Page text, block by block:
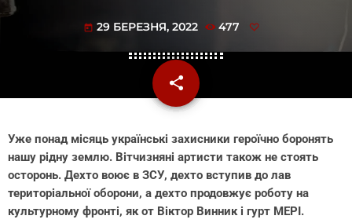
today 29 БЕРЕЗНЯ, 2022 477
share
email
Уже понад місяць українські захисники героїчно боронять
нашу рідну землю. Вітчизняні артисти також не стоять
осторонь. Дехто воює в ЗСУ, дехто вступив до лав
територіальної оборони, а дехто продовжує роботу на
культурному фронті, як от Віктор Винник і гурт МЕРІ.